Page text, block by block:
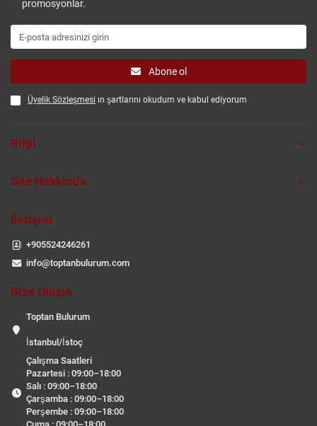
promosyonlar.
Abone ol
Üyelik Sözleşmesi ın şartlarını okudum ve kabul ediyorum
Bilgi
Site Hakkında
İletişim
+905524246261
info@toptanbulurum.com
Bize Ulaşın
Toptan Bulurum
İstanbul/İstoç
Çalışma Saatleri
Pazartesi : 09:00–18:00
Salı : 09:00–18:00
Çarşamba : 09:00–18:00
Perşembe : 09:00–18:00